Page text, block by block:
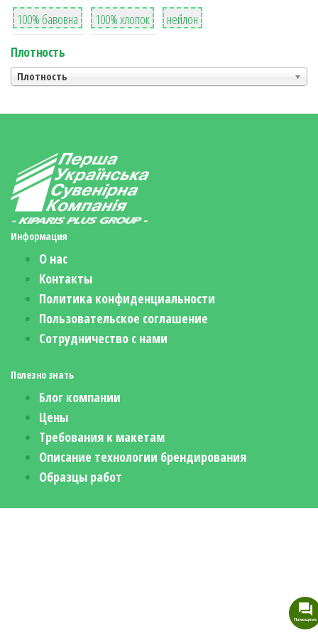
8
100% бавовна
36
100% хлопок
2
нейлон
Плотность
Плотность
Информация
О нас
Контакты
Политика конфиденциальности
Пользовательское соглашение
Сотрудничество с нами
Полезно знать
Блог компании
Цены
Требования к макетам
Описание технологии брендирования
Образцы работ
Помощник